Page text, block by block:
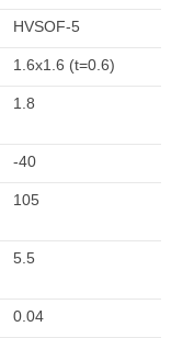
HVSOF-5
1.6x1.6 (t=0.6)
1.8
-40
105
5.5
0.04